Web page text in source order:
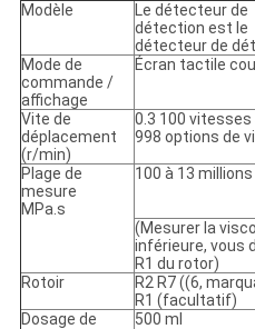
Modèle
Le détecteur de
détection est le
détecteur de
Mode de
commande /
affichage
Écran tactile
Vite de
déplacement
(r/min)
0.3 100 vitesses
998 options de
Plage de
mesure
MPa.s
100 à 13 millions
(Mesurer la
inférieure, vous
R1 du rotor)
Rotoir
R2 R7 ((6,
R1 (facultatif)
Dosage de
500 ml